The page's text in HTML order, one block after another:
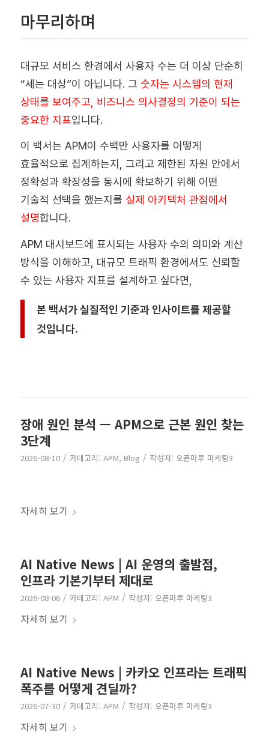
마무리하며
대규모 서비스 환경에서 사용자 수는 더 이상 단순히
“세는 대상”이 아닙니다. 그 숫자는 시스템의 현재
상태를 보여주고, 비즈니스 의사결정의 기준이 되는
중요한 지표입니다.
이 백서는 APM이 수백만 사용자를 어떻게
효율적으로 집계하는지, 그리고 제한된 자원 안에서
정확성과 확장성을 동시에 확보하기 위해 어떤
기술적 선택을 했는지를 실제 아키텍처 관점에서
설명합니다.
APM 대시보드에 표시되는 사용자 수의 의미와 계산
방식을 이해하고, 대규모 트래픽 환경에서도 신뢰할
수 있는 사용자 지표를 설계하고 싶다면,
본 백서가 실질적인 기준과 인사이트를 제공할
것입니다.
장애 원인 분석 — APM으로 근본 원인 찾는
3단계
2026-08-10 / 카테고리: APM, Blog / 작성자: 오픈마루 마케팅3
자세히 보기
AI Native News | AI 운영의 출발점,
인프라 기본기부터 제대로
2026-08-06 / 카테고리: APM / 작성자: 오픈마루 마케팅3
자세히 보기
AI Native News | 카카오 인프라는 트래픽
폭주를 어떻게 견딜까?
2026-07-30 / 카테고리: APM / 작성자: 오픈마루 마케팅3
자세히 보기